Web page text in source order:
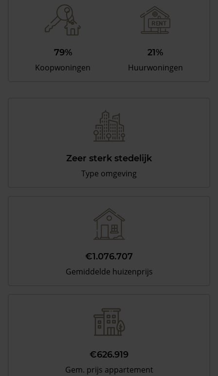
79%
Koopwoningen
21%
Huurwoningen
Zeer sterk stedelijk
Type omgeving
€1.076.707
Gemiddelde huizenprijs
€626.919
Gem. prijs appartement